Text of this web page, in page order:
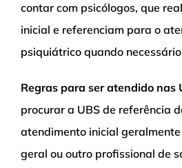
contar com psicólogos, que
inicial e referenciam para o
psiquiátrico quando
Regras para ser atendido nas
procurar a UBS de referência
atendimento inicial geralmente
geral ou outro profissional de